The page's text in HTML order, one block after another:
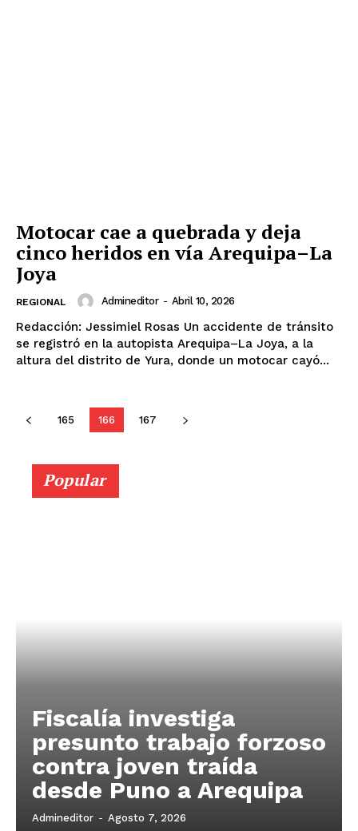
Diario los Andes
Nosotros
Motocar cae a quebrada y deja
cinco heridos en vía Arequipa–La
Joya
REGIONAL Admineditor - Abril 10, 2026
Redacción: Jessimiel Rosas Un accidente de tránsito
se registró en la autopista Arequipa–La Joya, a la
altura del distrito de Yura, donde un motocar cayó...
165 166 167
Popular
Fiscalía investiga
presunto trabajo forzoso
contra joven traída
desde Puno a Arequipa
Admineditor - Agosto 7, 2026